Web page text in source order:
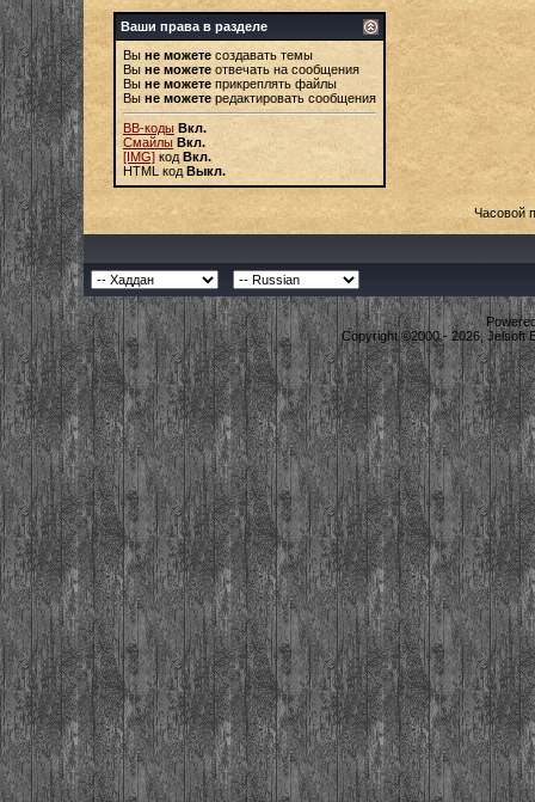
Ваши права в разделе
Вы не можете создавать темы
Вы не можете отвечать на сообщения
Вы не можете прикреплять файлы
Вы не можетередактировать сообщения
BB-коды Вкл.
Смайлы Вкл.
[IMG] код Вкл.
HTML кодВыкл.
Часовой
Copyright ©2000 - 2026, Jelsoft